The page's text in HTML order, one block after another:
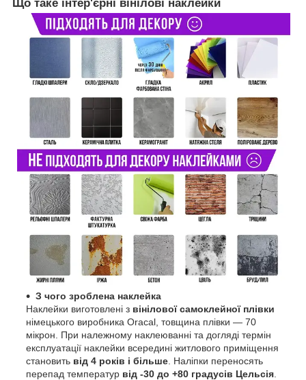
Що таке інтер'єрні вінілові наклейки
З чого зроблена наклейка
Наклейки виготовлені з вінілової самоклейної плівки
німецького виробника Oracal, товщина плівки — 70
мікрон. При належному наклеюванні та догляді термін
експлуатації наклейки всередині житлового приміщення
становить від 4 років і більше . Наліпки переносять
перепад температур від -30 до +80 градусів Цельсія